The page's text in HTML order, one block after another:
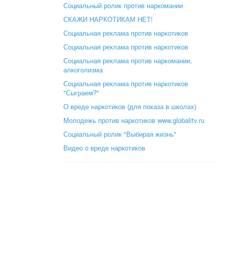
Социальный ролик против наркомании
СКАЖИ НАРКОТИКАМ НЕТ!
Социальная реклама против наркотиков
Социальная реклама против наркотиков
Социальная реклама против наркомании,
алкоголизма
Социальная реклама против наркотиков
"Сыграем?"
О вреде наркотиков (для показа в школах)
Молодежь против наркотиков www.globalitv.ru
Социальный ролик "Выбирая жизнь"
Видео о вреде наркотиков